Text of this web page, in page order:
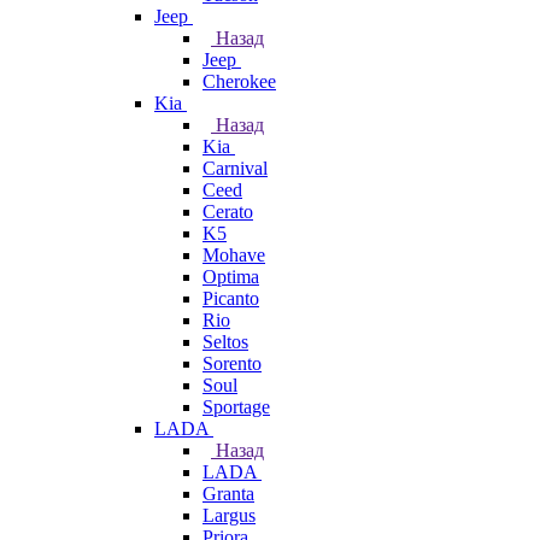
Jeep
Назад
Jeep
Cherokee
Kia
Назад
Kia
Carnival
Ceed
Cerato
K5
Mohave
Optima
Picanto
Rio
Seltos
Sorento
Soul
Sportage
LADA
Назад
LADA
Granta
Largus